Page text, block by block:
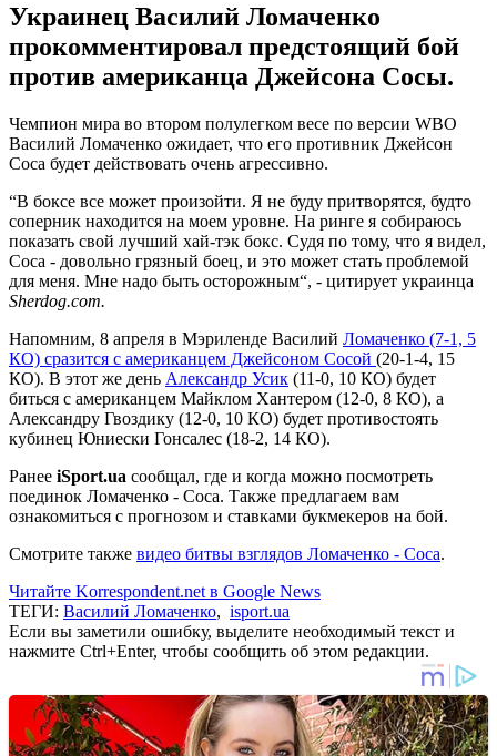
Украинец Василий Ломаченко
прокомментировал предстоящий бой
против американца Джейсона Сосы.
Чемпион мира во втором полулегком весе по версии WBO
Василий Ломаченко ожидает, что его противник Джейсон
Соса будет действовать очень агрессивно.
“В боксе все может произойти. Я не буду притворятся, будто
соперник находится на моем уровне. На ринге я собираюсь
показать свой лучший хай-тэк бокс. Судя по тому, что я видел,
Соса - довольно грязный боец, и это может стать проблемой
для меня. Мне надо быть осторожным“, - цитирует украинца
Sherdog.com.
Напомним, 8 апреля в Мэриленде Василий Ломаченко (7-1, 5
КО) сразится с американцем Джейсоном Сосой (20-1-4, 15
КО). В этот же день Александр Усик (11-0, 10 КО) будет
биться с американцем Майклом Хантером (12-0, 8 КО), а
Александру Гвоздику (12-0, 10 КО) будет противостоять
кубинец Юниески Гонсалес (18-2, 14 КО).
Ранее iSport.ua сообщал, где и когда можно посмотреть
поединок Ломаченко - Соса. Также предлагаем вам
ознакомиться с прогнозом и ставками букмекеров на бой.
Смотрите также видео битвы взглядов Ломаченко - Соса.
Читайте Korrespondent.net в Google News
ТЕГИ: Василий Ломаченко, isport.ua
Если вы заметили ошибку, выделите необходимый текст и
нажмите Ctrl+Enter, чтобы сообщить об этом редакции.